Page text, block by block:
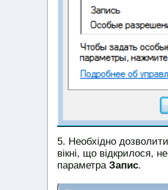
Необхідно
вікні, що відкрилося,
параметра Запис.